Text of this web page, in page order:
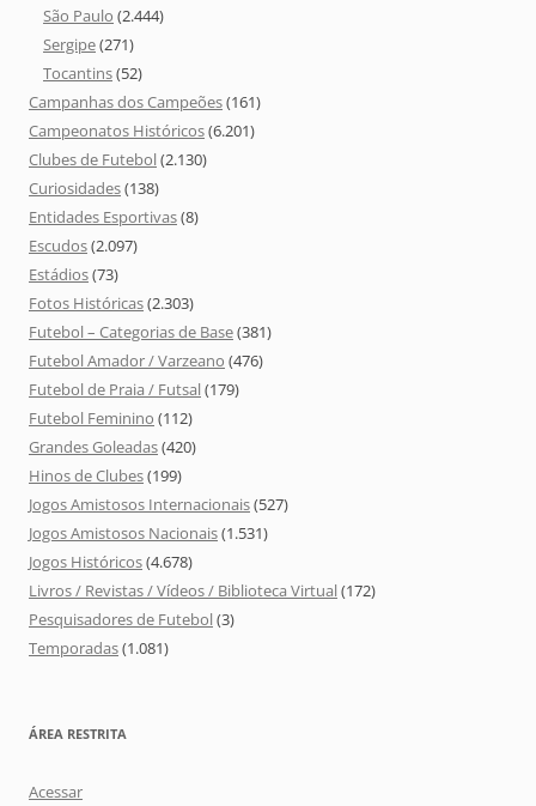
São Paulo (2.444)
Sergipe(271)
Tocantins(52)
Campanhas dos Campeões(161)
Campeonatos Históricos(6.201)
Clubes de Futebol(2.130)
Curiosidades(138)
Entidades Esportivas(8)
Escudos(2.097)
Estádios(73)
Fotos Históricas(2.303)
Futebol – Categorias de Base(381)
Futebol Amador / Varzeano (476)
Futebol de Praia / Futsal(179)
Futebol Feminino (112)
Grandes Goleadas(420)
Hinos de Clubes(199)
Jogos Amistosos Internacionais(527)
Jogos Amistosos Nacionais(1.531)
Jogos Históricos(4.678)
Livros / Revistas / Vídeos / Biblioteca Virtual(172)
Pesquisadores de Futebol(3)
Temporadas(1.081)
ÁREA RESTRITA
Acessar